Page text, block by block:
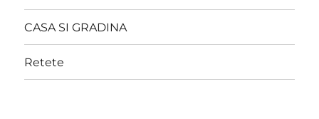
CASA SI GRADINA
Retete